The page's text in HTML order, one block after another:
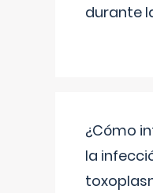
durante
¿Cómo
la